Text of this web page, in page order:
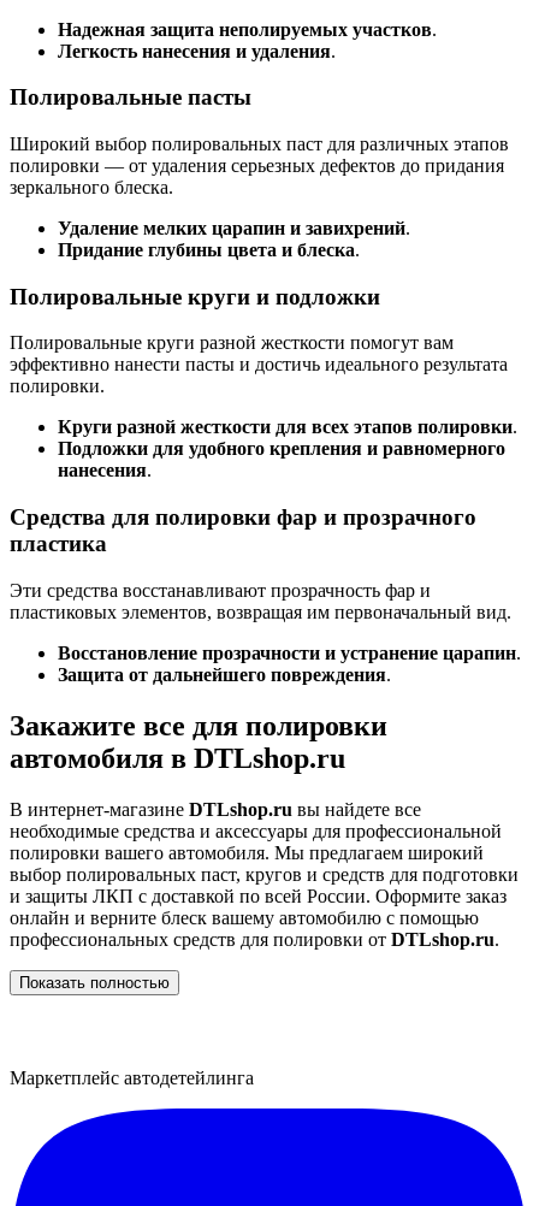
Надежная защита неполируемых участков.
Легкость нанесения и удаления.
Полировальные пасты
Широкий выбор полировальных паст для различных этапов
полировки — от удаления серьезных дефектов до придания
зеркального блеска.
Удаление мелких царапин и завихрений.
Придание глубины цвета и блеска.
Полировальные круги и подложки
Полировальные круги разной жесткости помогут вам
эффективно нанести пасты и достичь идеального результата
полировки.
Круги разной жесткости для всех этапов полировки.
Подложки для удобного крепления и равномерного
нанесения.
Средства для полировки фар и прозрачного
пластика
Эти средства восстанавливают прозрачность фар и
пластиковых элементов, возвращая им первоначальный вид.
Восстановление прозрачности и устранение царапин.
Защита от дальнейшего повреждения.
Закажите все для полировки
автомобиля в DTLshop.ru
В интернет-магазине DTLshop.ru вы найдете все
необходимые средства и аксессуары для профессиональной
полировки вашего автомобиля. Мы предлагаем широкий
выбор полировальных паст, кругов и средств для подготовки
и защиты ЛКП с доставкой по всей России. Оформите заказ
онлайн и верните блеск вашему автомобилю с помощью
профессиональных средств для полировки от DTLshop.ru.
Показать полностью
Маркетплейс автодетейлинга